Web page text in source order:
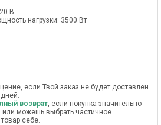
В
нагрузки: 3500 Вт
если Твой заказ не будет доставлен
возврат, если покупка значительно
или можешь выбрать частичное
себе.